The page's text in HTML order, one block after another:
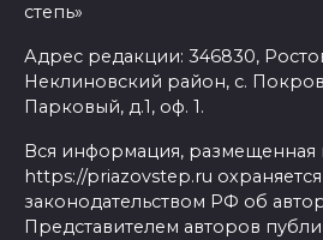
степь»
Адрес редакции: 346830,
Неклиновский район, с.
Парковый, д.1, оф. 1.
Вся информация, размещенная
https://priazovstep.ru
законодательством РФ об
Представителем авторов